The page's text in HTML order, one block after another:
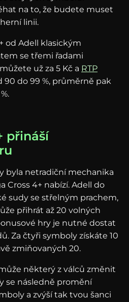
na to, že budete muset
linii.
od Adell klasickým
se třemi řadami
už za 5 Kč a RTP
do 99 %, průměrně pak
přináší
byla netradiční mechanika
Cross 4+ nabízí. Adell do
sudy se střelným prachem,
přihrát až 20 volných
hry je nutné dostat
Za čtyři symboly získáte 10
zmiňovaných 20.
některý z válců změnit
se následně promění
a zvýší tak tvou šanci